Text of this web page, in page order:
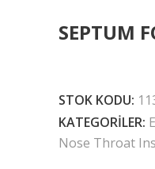
SEPTUM
STOK KODU:
KATEGORILER:
Nose Throat